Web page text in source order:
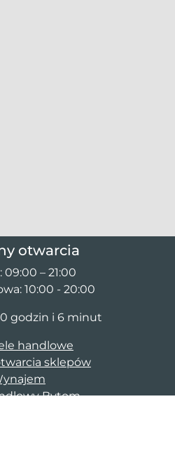
otwarcia
09:00 – 21:00
10:00 - 20:00
godzin i 6 minut
handlowe
sklepów
Bytom